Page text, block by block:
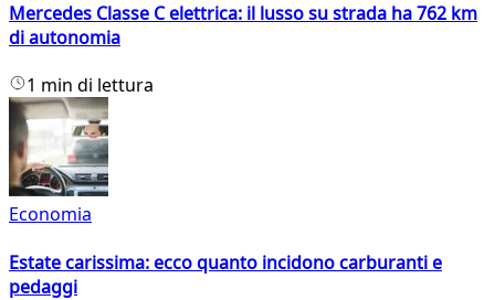
Mercedes Classe C elettrica: il lusso su strada ha 762 km
di autonomia
1 min di lettura
Economia
Estate carissima: ecco quanto incidono carburanti e
pedaggi